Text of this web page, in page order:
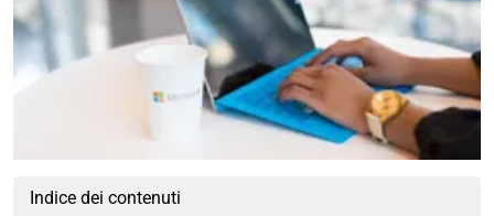
Indice dei contenuti